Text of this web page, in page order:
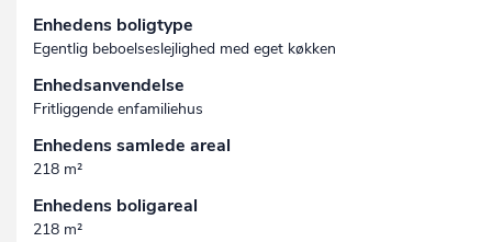
Enhedens boligtype
Egentlig beboelseslejlighed med eget køkken
Enhedsanvendelse
Fritliggende enfamiliehus
Enhedens samlede areal
218 m²
Enhedens boligareal
218 m²